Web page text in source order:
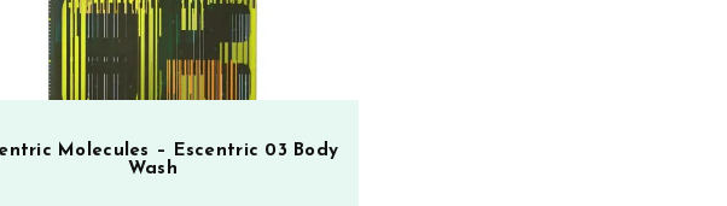
Molecules – Escentric 03 Body
Wash